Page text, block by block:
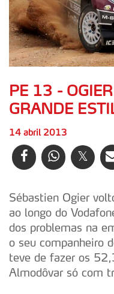
PE 13 -
GRANDE
14 abril 2013
Sébastien Ogier
ao longo do
dos problemas na
o seu companheiro
teve de fazer os
Almodôvar só com